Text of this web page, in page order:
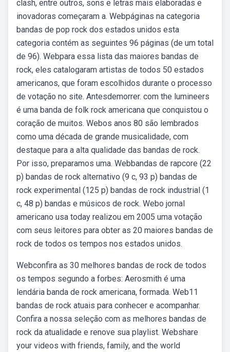
clash, entre outros, sons e letras mais elaboradas e
inovadoras começaram a. Webpáginas na categoria
bandas de pop rock dos estados unidos esta
categoria contém as seguintes 96 páginas (de um total
de 96). Webpara essa lista das maiores bandas de
rock, eles catalogaram artistas de todos 50 estados
americanos, que foram escolhidos durante o processo
de votação no site. Antesdemorrer. com the lumineers
é uma banda de folk rock americana que conquistou o
coração de muitos. Webos anos 80 são lembrados
como uma década de grande musicalidade, com
destaque para a alta qualidade das bandas de rock.
Por isso, preparamos uma. Webbandas de rapcore (22
p) bandas de rock alternativo (9 c, 93 p) bandas de
rock experimental (125 p) bandas de rock industrial (1
c, 48 p) bandas e músicos de rock. Webo jornal
americano usa today realizou em 2005 uma votação
com seus leitores para obter as 20 maiores bandas de
rock de todos os tempos nos estados unidos.
Webconfira as 30 melhores bandas de rock de todos
os tempos segundo a forbes: Aerosmith é uma
lendária banda de rock americana, formada. Web11
bandas de rock atuais para conhecer e acompanhar.
Confira a nossa seleção com as melhores bandas de
rock da atualidade e renove sua playlist. Webshare
your videos with friends, family, and the world